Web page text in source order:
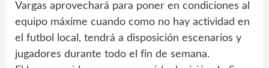
Vargas aprovechará para poner en condiciones al
equipo máxime cuando como no hay actividad en
el futbol local, tendrá a disposición escenarios y
jugadores durante todo el fin de semana.